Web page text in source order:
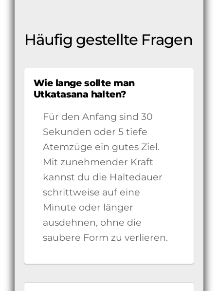
Häufig gestellte Fragen
Wie lange sollte man
Utkatasana halten?
Für den Anfang sind 30
Sekunden oder 5 tiefe
Atemzüge ein gutes Ziel.
Mit zunehmender Kraft
kannst du die Haltedauer
schrittweise auf eine
Minute oder länger
ausdehnen, ohne die
saubere Form zu verlieren.